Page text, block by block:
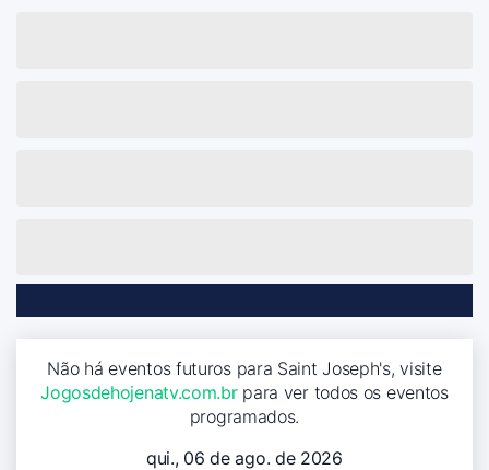
Não há eventos futuros para Saint Joseph's, visite
Jogosdehojenatv.com.brpara ver todos os eventos
programados.
qui., 06 de ago. de 2026